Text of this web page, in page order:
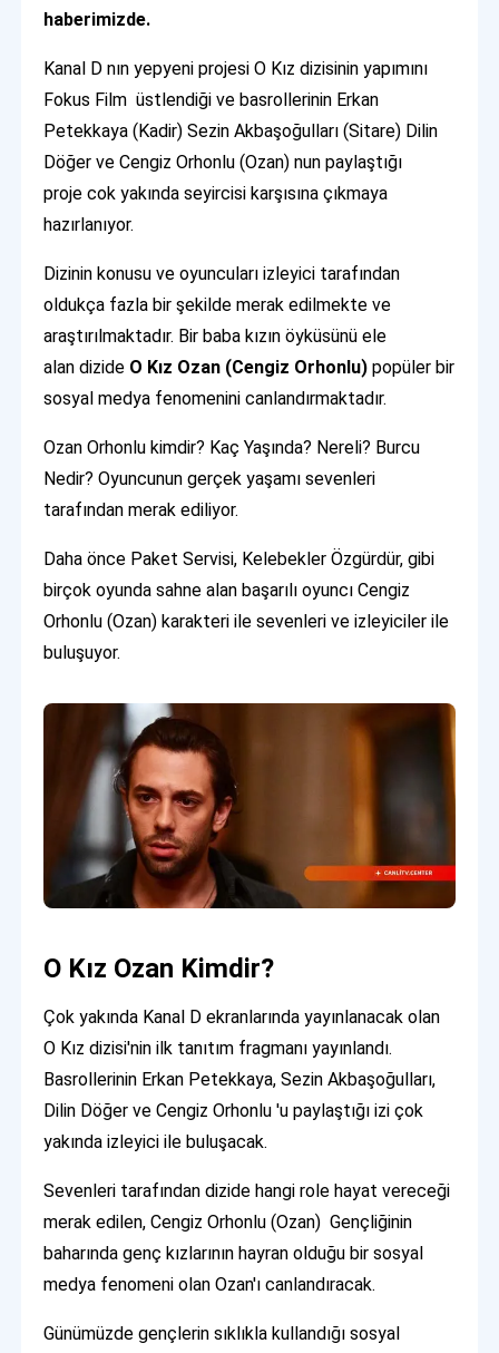
haberimizde.
Kanal D nın yepyeni projesi O Kız dizisinin yapımını
Fokus Film üstlendiği ve basrollerinin Erkan
Petekkaya (Kadir) Sezin Akbaşoğulları (Sitare) Dilin
Döğer ve Cengiz Orhonlu (Ozan) nun paylaştığı
proje cok yakında seyircisi karşısına çıkmaya
hazırlanıyor.
Dizinin konusu ve oyuncuları izleyici tarafından
oldukça fazla bir şekilde merak edilmekte ve
araştırılmaktadır. Bir baba kızın öyküsünü ele
alan dizide O Kız Ozan (Cengiz Orhonlu)popüler bir
sosyal medya fenomenini canlandırmaktadır.
Ozan Orhonlu kimdir? Kaç Yaşında? Nereli? Burcu
Nedir? Oyuncunun gerçek yaşamı sevenleri
tarafından merak ediliyor.
Daha önce Paket Servisi, Kelebekler Özgürdür, gibi
birçok oyunda sahne alan başarılı oyuncı Cengiz
Orhonlu (Ozan) karakteri ile sevenleri ve izleyiciler ile
buluşuyor.
O Kız Ozan Kimdir?
Çok yakında Kanal D ekranlarında yayınlanacak olan
O Kız dizisi'nin ilk tanıtım fragmanı yayınlandı.
Basrollerinin Erkan Petekkaya, Sezin Akbaşoğulları,
Dilin Döğer ve Cengiz Orhonlu 'u paylaştığı izi çok
yakında izleyici ile buluşacak.
Sevenleri tarafından dizide hangi role hayat vereceği
merak edilen, Cengiz Orhonlu (Ozan) Gençliğinin
baharında genç kızlarının hayran olduğu bir sosyal
medya fenomeni olan Ozan'ı canlandıracak.
Günümüzde gençlerin sıklıkla kullandığı sosyal